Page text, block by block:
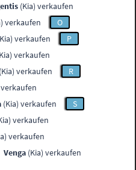
(Kia) verkaufen
verkaufen
O
verkaufen
P
verkaufen
(Kia) verkaufen
R
verkaufen
(Kia) verkaufen
S
verkaufen
verkaufen
Venga (Kia) verkaufen